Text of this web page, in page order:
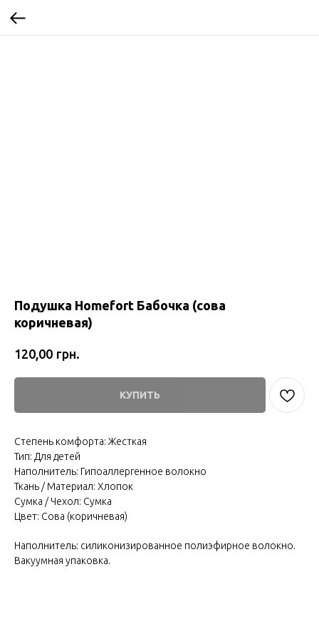
Подушка Homefort Бабочка (сова
коричневая)
120,00 грн.
КУПИТЬ
Наполнитель: силиконизированное полиэфирное волокно.
Вакуумная упаковка.
Степень комфорта: Жесткая
Тип: Для детей
Наполнитель: Гипоаллергенное волокно
Ткань / Материал: Хлопок
Сумка / Чехол: Сумка
Цвет: Сова (коричневая)